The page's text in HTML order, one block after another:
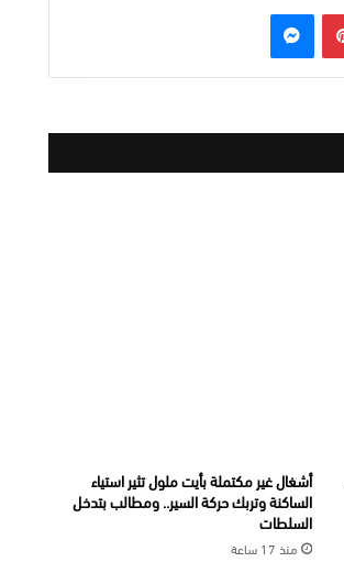
بينتيريست
أشغال غير مكتملة بأيت ملول تثير استياء
الساكنة وتربك حركة السير.. ومطالب بتدخل
السلطات
منذ 17 ساعة